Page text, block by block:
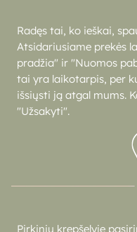
Radęs tai, ko ieškai,
Atsidariusiame prekės
pradžia" ir "Nuomos
tai yra laikotarpis, per
išsiųsti ją atgal mums.
"Užsakyti".
Pirkinių krepšelyje